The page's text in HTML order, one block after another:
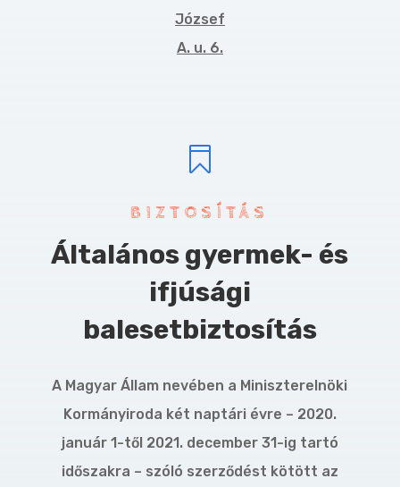
József
A. u. 6.

BIZTOSÍTÁS
Általános gyermek- és
ifjúsági
balesetbiztosítás
A Magyar Állam nevében a Miniszterelnöki
Kormányiroda két naptári évre – 2020.
január 1-től 2021. december 31-ig tartó
időszakra – szóló szerződést kötött az